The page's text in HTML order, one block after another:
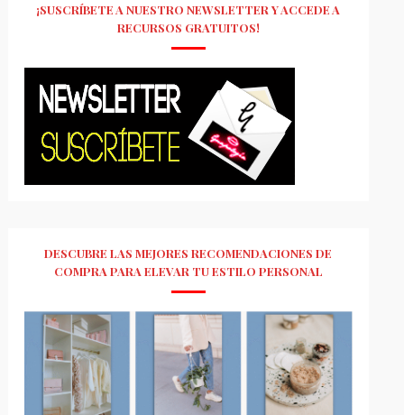
¡SUSCRÍBETE A NUESTRO NEWSLETTER Y ACCEDE A
RECURSOS GRATUITOS!
DESCUBRE LAS MEJORES RECOMENDACIONES DE
COMPRA PARA ELEVAR TU ESTILO PERSONAL